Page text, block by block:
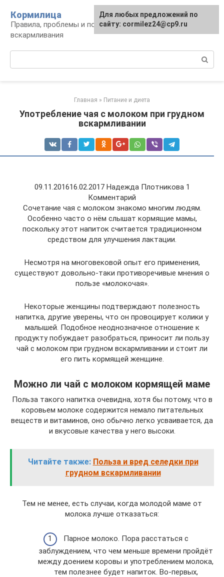
контенту
Кормилица
Правила, проблемы и польза грудного
вскармливания
Главная » Питание и диета
Употребление чая с молоком при грудном
вскармливании
09.11.201616.02.2017 Надежда Плотникова 1
Комментарий
Сочетание чая с молоком знакомо многим людям.
Особенно часто о нём слышат кормящие мамы,
поскольку этот напиток считается традиционном
средством для улучшения лактации.
Несмотря на многовековой опыт его применения,
существуют довольно-таки противоречивые мнения о
пользе «молокочая».
Некоторые женщины подтверждают полезность
напитка, другие уверены, что он провоцирует колики у
малышей. Подобное неоднозначное отношение к
продукту побуждает разобраться, приносит ли пользу
чай с молоком при грудном вскармливании и стоит ли
его пить кормящей женщине.
Можно ли чай с молоком кормящей маме
Польза такого напитка очевидна, хотя бы потому, что в
коровьем молоке содержится немало питательных
веществ и витаминов, оно обычно легко усваивается, да
и вкусовые качества у него высоки.
Читайте также: Польза и вред селедки при
грудном вскармливании
Тем не менее, есть случаи, когда молодой маме от
молока лучше отказаться:
Парное молоко. Пора расстаться с
заблуждением, что чем меньше времени пройдёт
между доением коровы и употреблением молока,
тем полезнее будет напиток. Во-первых,
Для любых предложений по
сайту: cormilez24@cp9.ru